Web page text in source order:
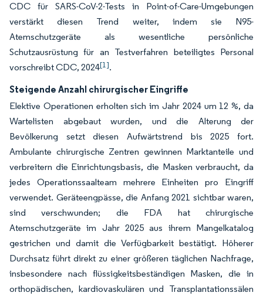
CDC für SARS-CoV-2-Tests in Point-of-Care-Umgebungen
verstärkt diesen Trend weiter, indem sie N95-
Atemschutzgeräte als wesentliche persönliche
Schutzausrüstung für an Testverfahren beteiligtes Personal
vorschreibt CDC, 2024[1].
Steigende Anzahl chirurgischer Eingriffe
Elektive Operationen erholten sich im Jahr 2024 um 12 %, da
Wartelisten abgebaut wurden, und die Alterung der
Bevölkerung setzt diesen Aufwärtstrend bis 2025 fort.
Ambulante chirurgische Zentren gewinnen Marktanteile und
verbreitern die Einrichtungsbasis, die Masken verbraucht, da
jedes Operationssaalteam mehrere Einheiten pro Eingriff
verwendet. Geräteengpässe, die Anfang 2021 sichtbar waren,
sind verschwunden; die FDA hat chirurgische
Atemschutzgeräte im Jahr 2025 aus ihrem Mangelkatalog
gestrichen und damit die Verfügbarkeit bestätigt. Höherer
Durchsatz führt direkt zu einer größeren täglichen Nachfrage,
insbesondere nach flüssigkeitsbeständigen Masken, die in
orthopädischen, kardiovaskulären und Transplantationssälen